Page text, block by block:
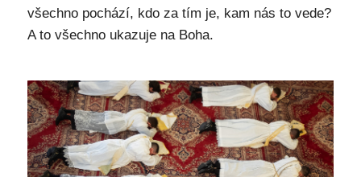
všechno pochází, kdo za tím je, kam nás to vede?
A to všechno ukazuje na Boha.